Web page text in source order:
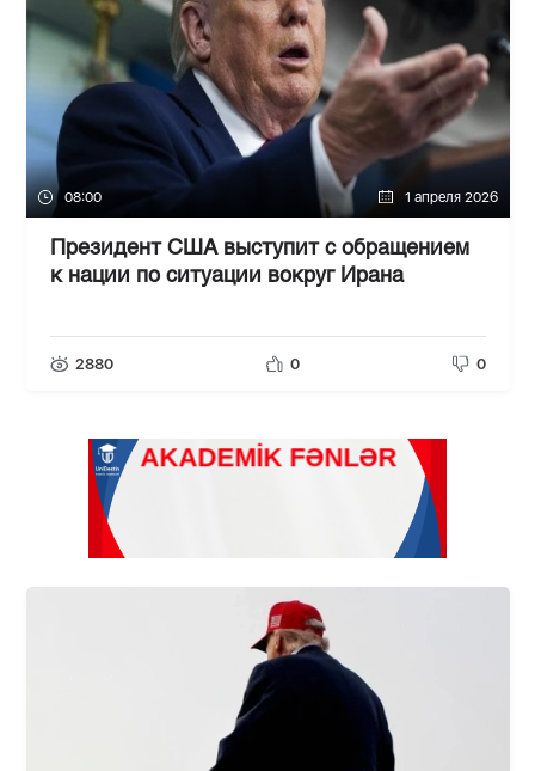
08:00 1 апреля 2026
Президент США выступит с обращением
к нации по ситуации вокруг Ирана
2880 0 0